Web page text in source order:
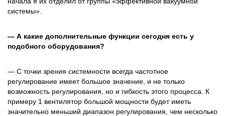
системы».
— А какие дополнительные функции сегодня есть у
подобного оборудования?
— С точки зрения системности всегда частотное
регулирование имеет большое значение, и не только
возможность регулирования, но и гибкость этого процесса. К
примеру 1 вентилятор большой мощности будет иметь
значительно меньший диапазон регулирования, чем несколько